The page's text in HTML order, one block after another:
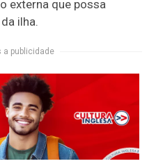
externa que possa
ilha.
a publicidade